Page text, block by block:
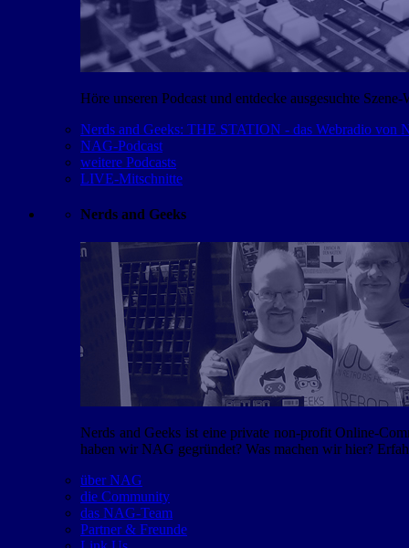
Höre unseren Podcast und entdecke ausgesuchte Szene-
Nerds and Geeks: THE STATION - das Webradio von
NAG-Podcast
weitere Podcasts
LIVE-Mitschnitte
Nerds and Geeks
Nerds and Geeks ist eine private non-profit Online-
haben wir NAG gegründet? Was machen wir hier?
über NAG
die Community
das NAG-Team
Partner & Freunde